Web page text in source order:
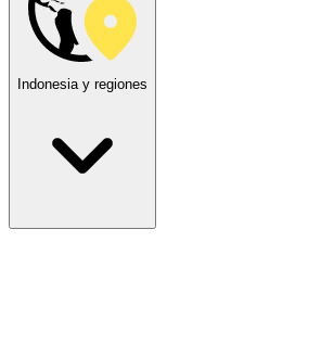
Indonesia y regiones